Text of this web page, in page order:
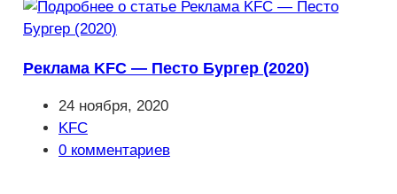
Реклама KFC — Песто Бургер (2020)
Запись
опубликована:
24 ноября, 2020
Рубрика
записи:
KFC
Комментарии
0 комментариев